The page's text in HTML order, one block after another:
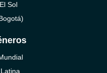
Sol